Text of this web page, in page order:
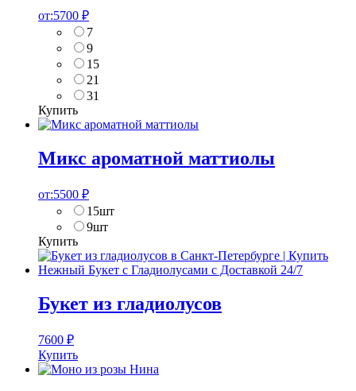
от:5700 ₽
7
9
15
21
31
Купить
Микс ароматной маттиолы
от:5500 ₽
15шт
9шт
Купить
Букет из гладиолусов
7600 ₽
Купить